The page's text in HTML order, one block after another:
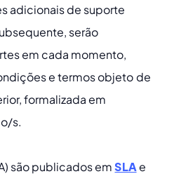
adicionais de suporte
serão
em cada momento,
e termos objeto de
formalizada em
s.
são publicados em SLA e